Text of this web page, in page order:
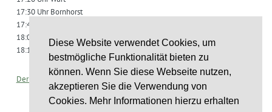
Diese Website verwendet Cookies, um
bestmögliche Funktionalität bieten zu
können. Wenn Sie diese Webseite nutzen,
akzeptieren Sie die Verwendung von
Cookies. Mehr Informationen hierzu erhalten
17:30 Uhr Bornhorst
17:45 Uhr Wiedenfeld
18:00 Uhr Hüttenkrattweg
18:10 Uhr Rotenhahm/Weihnachtsbaum
Der Flyer kann hier heruntergeladen werden.